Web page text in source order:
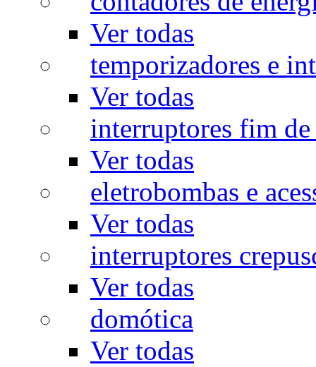
Ver todas
temporizadores e
Ver todas
interruptores fim de
Ver todas
eletrobombas e
Ver todas
interruptores
Ver todas
domótica
Ver todas